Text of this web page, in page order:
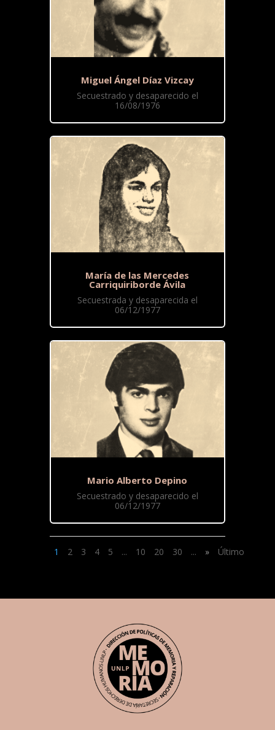
Miguel Ángel Díaz Vizcay
Secuestrado y desaparecido el
16/08/1976
María de las Mercedes
Carriquiriborde Ávila
Secuestrada y desaparecida el
06/12/1977
Mario Alberto Depino
Secuestrado y desaparecido el
06/12/1977
1 2 3 4 5 ... 10 20 30 ... » Último